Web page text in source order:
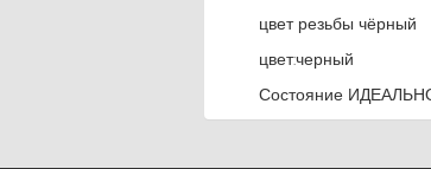
цвет резьбы чёрный
цвет:черный
Состояние